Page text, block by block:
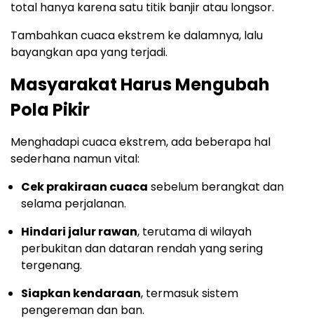
total hanya karena satu titik banjir atau longsor.
Tambahkan cuaca ekstrem ke dalamnya, lalu
bayangkan apa yang terjadi.
Masyarakat Harus Mengubah
Pola Pikir
Menghadapi cuaca ekstrem, ada beberapa hal
sederhana namun vital:
Cek prakiraan cuaca sebelum berangkat dan
selama perjalanan.
Hindari jalur rawan, terutama di wilayah
perbukitan dan dataran rendah yang sering
tergenang.
Siapkan kendaraan, termasuk sistem
pengereman dan ban.